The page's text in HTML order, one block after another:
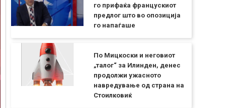
го прифаќа францускиот
предлог што во опозиција
го напаѓаше
По Мицкоски и неговиот
„талог“ за Илинден, денес
продолжи ужасното
навредување од страна на
Стоилковиќ